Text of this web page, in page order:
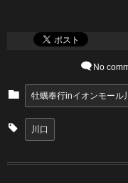
No
牡蠣奉行inイオンモール
川口